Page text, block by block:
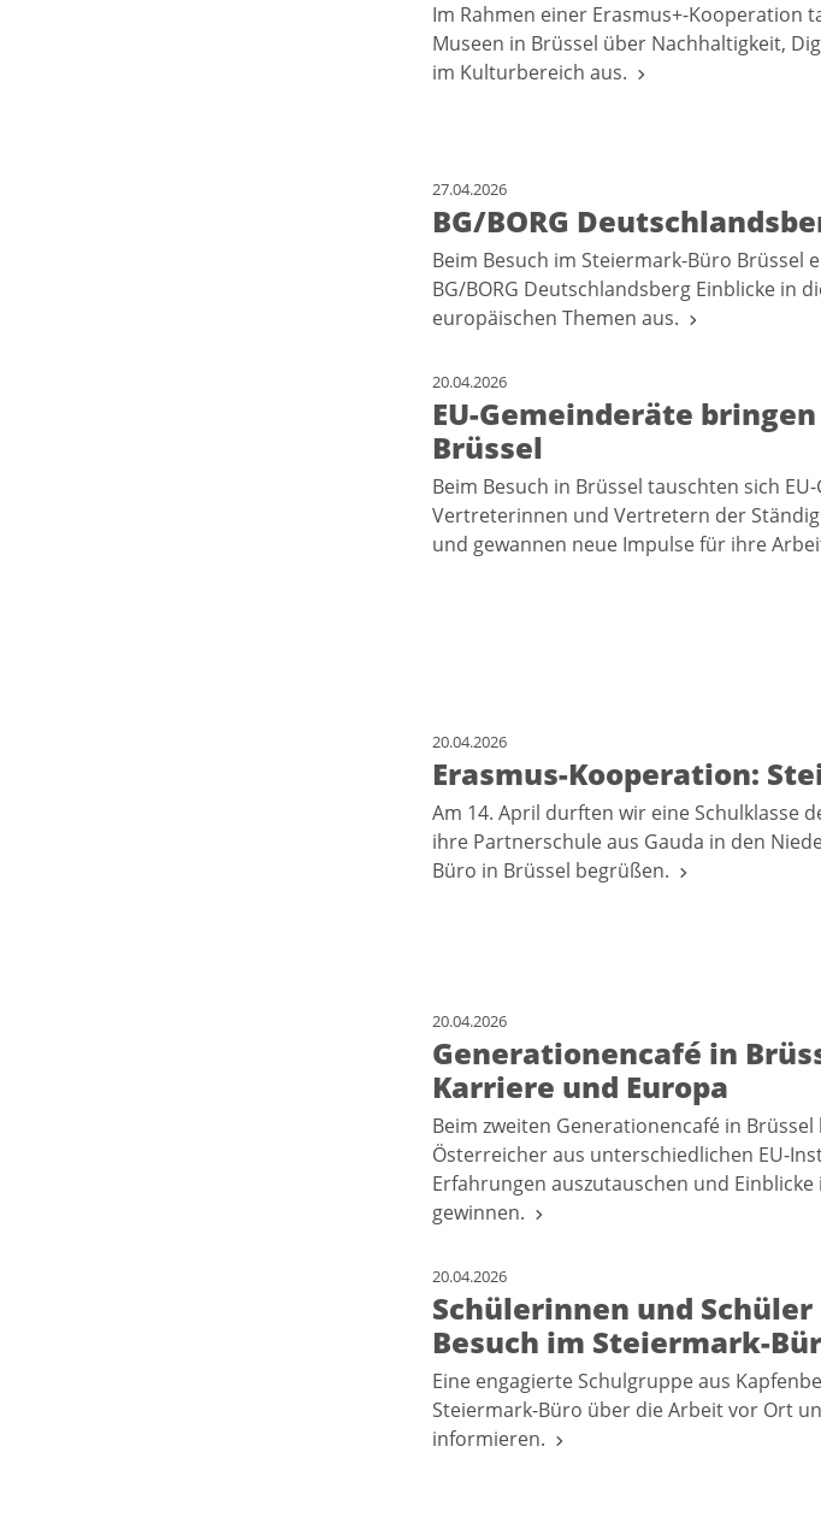
Im Rahmen einer Erasmus+-
Museen in Brüssel über Nachhaltigkeit,
im Kulturbereich aus.
27.04.2026
BG/BORG
Beim Besuch im Steiermark-Büro Brüssel
BG/BORG Deutschlandsberg Einblicke in
europäischen Themen aus.
20.04.2026
EU-Gemeinderäte
Brüssel
Beim Besuch in Brüssel tauschten sich
Vertreterinnen und Vertretern der
und gewannen neue Impulse für ihre
20.04.2026
Erasmus-Kooperation:
Am 14. April durften wir eine Schulklasse
ihre Partnerschule aus Gauda in den
Büro in Brüssel begrüßen.
20.04.2026
Generationencafé in
Karriere und Europa
Beim zweiten Generationencafé in
Österreicher aus unterschiedlichen EU-
Erfahrungen auszutauschen und
gewinnen.
20.04.2026
Schülerinnen und Schüler
Besuch im Steiermark-
Eine engagierte Schulgruppe aus
Steiermark-Büro über die Arbeit vor Ort
informieren.